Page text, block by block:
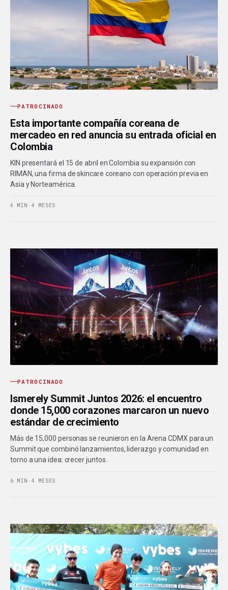
PATROCINADO
Esta importante compañía coreana de
mercadeo en red anuncia su entrada oficial en
Colombia
KIN presentará el 15 de abril en Colombia su expansión con
RIMAN, una firma de skincare coreano con operación previa en
Asia y Norteamérica.
4 MIN · 4 MESES
PATROCINADO
Ismerely Summit Juntos 2026: el encuentro
donde 15,000 corazones marcaron un nuevo
estándar de crecimiento
Más de 15,000 personas se reunieron en la Arena CDMX para un
Summit que combinó lanzamientos, liderazgo y comunidad en
torno a una idea: crecer juntos.
6 MIN · 4 MESES